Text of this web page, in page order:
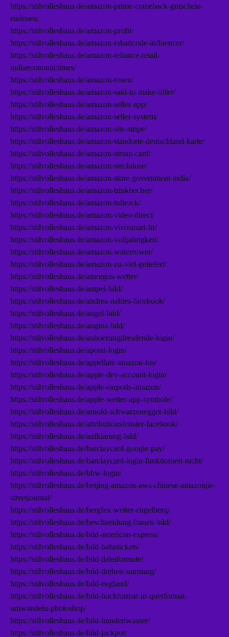
https://stilvolleshaus.de/amazon-prime-comeback-gutschein-
einlosen/
https://stilvolleshaus.de/amazon-profit/
https://stilvolleshaus.de/amazon-rabattcode-influencer/
https://stilvolleshaus.de/amazon-reliance-retail-
indiaeconomictimes/
https://stilvolleshaus.de/amazon-rosen/
https://stilvolleshaus.de/amazon-said-to-make-offer/
https://stilvolleshaus.de/amazon-seller-app/
https://stilvolleshaus.de/amazon-seller-system/
https://stilvolleshaus.de/amazon-site-stripe/
https://stilvolleshaus.de/amazon-standorte-deutschland-karte/
https://stilvolleshaus.de/amazon-steam-card/
https://stilvolleshaus.de/amazon-steckdose/
https://stilvolleshaus.de/amazon-store-government-india/
https://stilvolleshaus.de/amazon-trinkbecher/
https://stilvolleshaus.de/amazon-tullrock/
https://stilvolleshaus.de/amazon-video-direct/
https://stilvolleshaus.de/amazon-vivosmart-hr/
https://stilvolleshaus.de/amazon-volljahrigkeit/
https://stilvolleshaus.de/amazon-waterrower/
https://stilvolleshaus.de/amazon-zu-viel-geliefert/
https://stilvolleshaus.de/amorgos-wetter/
https://stilvolleshaus.de/ampel-bild/
https://stilvolleshaus.de/andrea-nahles-facebook/
https://stilvolleshaus.de/angel-bild/
https://stilvolleshaus.de/angina-bild/
https://stilvolleshaus.de/anhoerungdresdende-login/
https://stilvolleshaus.de/apotal-login/
https://stilvolleshaus.de/appellate-amazon-los/
https://stilvolleshaus.de/apple-dev-account-login/
https://stilvolleshaus.de/apple-earpods-amazon/
https://stilvolleshaus.de/apple-wetter-app-symbole/
https://stilvolleshaus.de/arnold-schwarzenegger-bild/
https://stilvolleshaus.de/attributionsfenster-facebook/
https://stilvolleshaus.de/aufklarung-bild/
https://stilvolleshaus.de/barclaycard-google-pay/
https://stilvolleshaus.de/barclaycard-login-funktioniert-nicht/
https://stilvolleshaus.de/bbw-login/
https://stilvolleshaus.de/beijing-amazon-aws-chinese-amazonjie-
streetjournal/
https://stilvolleshaus.de/bergfex-wetter-engelberg/
https://stilvolleshaus.de/beschneidung-frauen-bild/
https://stilvolleshaus.de/bild-american-express/
https://stilvolleshaus.de/bild-bahntickets/
https://stilvolleshaus.de/bild-dateiformate/
https://stilvolleshaus.de/bild-drehen-samsung/
https://stilvolleshaus.de/bild-england/
https://stilvolleshaus.de/bild-hochformat-in-querformat-
umwandeln-photoshop/
https://stilvolleshaus.de/bild-hundertwasser/
https://stilvolleshaus.de/bild-jackpot/